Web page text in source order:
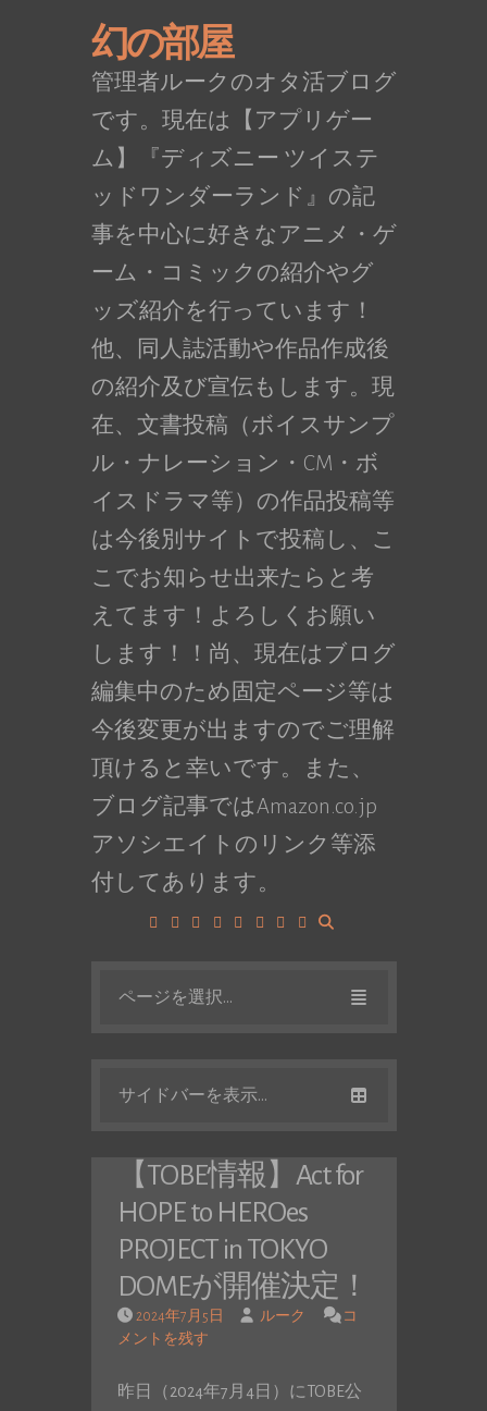
幻の部屋
管理者ルークのオタ活ブログ
です。現在は【アプリゲー
ム】『ディズニー ツイステ
ッドワンダーランド』の記
事を中心に好きなアニメ・ゲ
ーム・コミックの紹介やグ
ッズ紹介を行っています！
他、同人誌活動や作品作成後
の紹介及び宣伝もします。現
在、文書投稿（ボイスサンプ
ル・ナレーション・CM・ボ
イスドラマ等）の作品投稿等
は今後別サイトで投稿し、こ
こでお知らせ出来たらと考
えてます！よろしくお願い
します！！尚、現在はブログ
編集中のため固定ページ等は
今後変更が出ますのでご理解
頂けると幸いです。また、
ブログ記事ではAmazon.co.jp
アソシエイトのリンク等添
付してあります。
ページを選択...
サイドバーを表示...
【TOBE情報】Act for
HOPE to HEROes
PROJECT in TOKYO
DOMEが開催決定！
2024年7月5日 ルーク
コ
メントを残す
昨日（2024年7月4日）にTOBE公